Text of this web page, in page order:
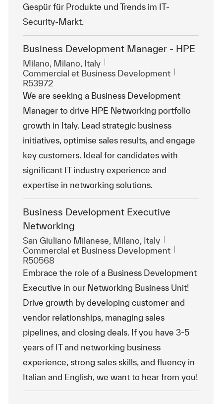
Gespür für Produkte und Trends im IT-
Security-Markt.
Business Development Manager - HPE
Emplacement
Milano, Milano, Italy
Catégorie
Commercial et Business Development
R53972
We are seeking a Business Development
Manager to drive HPE Networking portfolio
growth in Italy. Lead strategic business
initiatives, optimise sales results, and engage
key customers. Ideal for candidates with
significant IT industry experience and
expertise in networking solutions.
Business Development Executive
Networking
Emplacement
San Giuliano Milanese, Milano, Italy
Catégorie
Commercial et Business Development
R50568
Embrace the role of a Business Development
Executive in our Networking Business Unit!
Drive growth by developing customer and
vendor relationships, managing sales
pipelines, and closing deals. If you have 3-5
years of IT and networking business
experience, strong sales skills, and fluency in
Italian and English, we want to hear from you!